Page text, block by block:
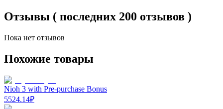
Отзывы ( последних 200 отзывов )
Пока нет отзывов
Похожие товары
Nioh 3 with Pre-purchase Bonus
5524.14₽